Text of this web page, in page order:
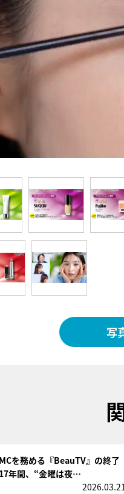
写
を務める『BeauTV』の終了
年間、“金曜は夜…